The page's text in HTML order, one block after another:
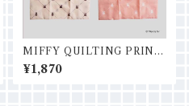
MIFFY QUILTING PRINT
ショッピングバッグS
¥1,870